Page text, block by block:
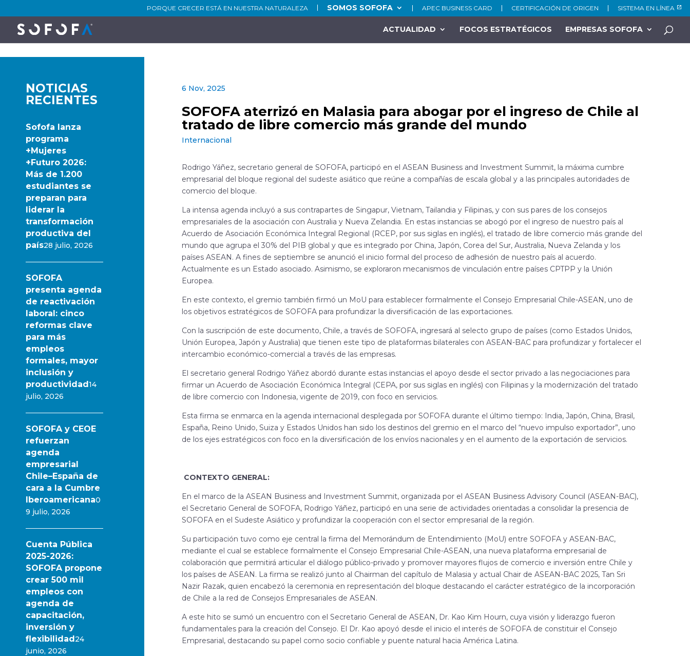
PORQUE CRECER ESTÁ EN NUESTRA NATURALEZA SOMOS SOFOFA APEC BUSINESS CARD CERTIFICACIÓN DE ORIGEN SISTEMA EN LÍNEA
ACTUALIDAD FOCOS ESTRATÉGICOS EMPRESAS SOFOFA
NOTICIAS
RECIENTES
Sofofa lanza
programa
+Mujeres
+Futuro 2026:
Más de 1.200
estudiantes se
preparan para
liderar la
transformación
productiva del
país28 julio, 2026
SOFOFA
presenta agenda
de reactivación
laboral: cinco
reformas clave
para más
empleos
formales, mayor
inclusión y
productividad14
julio, 2026
SOFOFA y CEOE
refuerzan
agenda
empresarial
Chile–España de
cara a la Cumbre
Iberoamericana0
9 julio, 2026
Cuenta Pública
2025-2026:
SOFOFA propone
crear 500 mil
empleos con
agenda de
capacitación,
inversión y
flexibilidad24
junio, 2026
6 Nov, 2025
SOFOFA aterrizó en Malasia para abogar por el ingreso de Chile al
tratado de libre comercio más grande del mundo
Internacional
Rodrigo Yáñez, secretario general de SOFOFA, participó en el ASEAN Business and Investment Summit, la máxima cumbre
empresarial del bloque regional del sudeste asiático que reúne a compañías de escala global y a las principales autoridades de
comercio del bloque.
La intensa agenda incluyó a sus contrapartes de Singapur, Vietnam, Tailandia y Filipinas, y con sus pares de los consejos
empresariales de la asociación con Australia y Nueva Zelandia. En estas instancias se abogó por el ingreso de nuestro país al
Acuerdo de Asociación Económica Integral Regional (RCEP, por sus siglas en inglés), el tratado de libre comercio más grande del
mundo que agrupa el 30% del PIB global y que es integrado por China, Japón, Corea del Sur, Australia, Nueva Zelanda y los
países ASEAN. A fines de septiembre se anunció el inicio formal del proceso de adhesión de nuestro país al acuerdo.
Actualmente es un Estado asociado. Asimismo, se exploraron mecanismos de vinculación entre países CPTPP y la Unión
Europea.
En este contexto, el gremio también firmó un MoU para establecer formalmente el Consejo Empresarial Chile-ASEAN, uno de
los objetivos estratégicos de SOFOFA para profundizar la diversificación de las exportaciones.
Con la suscripción de este documento, Chile, a través de SOFOFA, ingresará al selecto grupo de países (como Estados Unidos,
Unión Europea, Japón y Australia) que tienen este tipo de plataformas bilaterales con ASEAN-BAC para profundizar y fortalecer el
intercambio económico-comercial a través de las empresas.
El secretario general Rodrigo Yáñez abordó durante estas instancias el apoyo desde el sector privado a las negociaciones para
firmar un Acuerdo de Asociación Económica Integral (CEPA, por sus siglas en inglés) con Filipinas y la modernización del tratado
de libre comercio con Indonesia, vigente de 2019, con foco en servicios.
Esta firma se enmarca en la agenda internacional desplegada por SOFOFA durante el último tiempo: India, Japón, China, Brasil,
España, Reino Unido, Suiza y Estados Unidos han sido los destinos del gremio en el marco del “nuevo impulso exportador”, uno
de los ejes estratégicos con foco en la diversificación de los envíos nacionales y en el aumento de la exportación de servicios.
CONTEXTO GENERAL:
En el marco de la ASEAN Business and Investment Summit, organizada por el ASEAN Business Advisory Council (ASEAN-BAC),
el Secretario General de SOFOFA, Rodrigo Yáñez, participó en una serie de actividades orientadas a consolidar la presencia de
SOFOFA en el Sudeste Asiático y profundizar la cooperación con el sector empresarial de la región.
Su participación tuvo como eje central la firma del Memorándum de Entendimiento (MoU) entre SOFOFA y ASEAN-BAC,
mediante el cual se establece formalmente el Consejo Empresarial Chile-ASEAN, una nueva plataforma empresarial de
colaboración que permitirá articular el diálogo público-privado y promover mayores flujos de comercio e inversión entre Chile y
los países de ASEAN. La firma se realizó junto al Chairman del capítulo de Malasia y actual Chair de ASEAN-BAC 2025, Tan Sri
Nazir Razak, quien encabezó la ceremonia en representación del bloque destacando el carácter estratégico de la incorporación
de Chile a la red de Consejos Empresariales de ASEAN.
A este hito se sumó un encuentro con el Secretario General de ASEAN, Dr. Kao Kim Hourn, cuya visión y liderazgo fueron
fundamentales para la creación del Consejo. El Dr. Kao apoyó desde el inicio el interés de SOFOFA de constituir el Consejo
Empresarial, destacando su papel como socio confiable y puente natural hacia América Latina.